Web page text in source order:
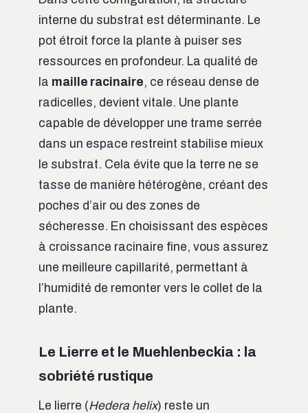
interne du substrat est déterminante. Le
pot étroit force la plante à puiser ses
ressources en profondeur. La qualité de
la maille racinaire, ce réseau dense de
radicelles, devient vitale. Une plante
capable de développer une trame serrée
dans un espace restreint stabilise mieux
le substrat. Cela évite que la terre ne se
tasse de manière hétérogène, créant des
poches d’air ou des zones de
sécheresse. En choisissant des espèces
à croissance racinaire fine, vous assurez
une meilleure capillarité, permettant à
l’humidité de remonter vers le collet de la
plante.
Le Lierre et le Muehlenbeckia : la
sobriété rustique
Le lierre (Hedera helix) reste un